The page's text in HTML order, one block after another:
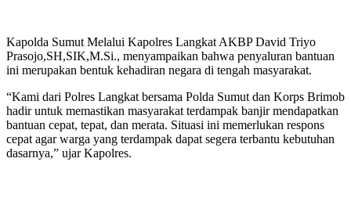
Kapolda Sumut Melalui Kapolres Langkat AKBP David Triyo
Prasojo,SH,SIK,M.Si., menyampaikan bahwa penyaluran bantuan
ini merupakan bentuk kehadiran negara di tengah masyarakat.
“Kami dari Polres Langkat bersama Polda Sumut dan Korps Brimob
hadir untuk memastikan masyarakat terdampak banjir mendapatkan
bantuan cepat, tepat, dan merata. Situasi ini memerlukan respons
cepat agar warga yang terdampak dapat segera terbantu kebutuhan
dasarnya,” ujar Kapolres.